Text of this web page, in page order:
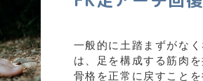
一般的に土踏まずがな
は、足を構成する筋肉
骨格を正常に戻すことを